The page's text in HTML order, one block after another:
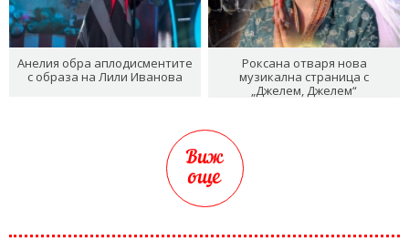
Анелия обра аплодисментите
с образа на Лили Иванова
Роксана отваря нова
музикална страница с
„Джелем, Джелем“
Виж
още